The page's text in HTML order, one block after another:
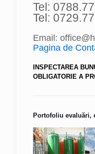
Tel:
Tel:
Email:
Pagina de
INSPECTAREA
OBLIGATORIE A
Portofoliu evaluări,